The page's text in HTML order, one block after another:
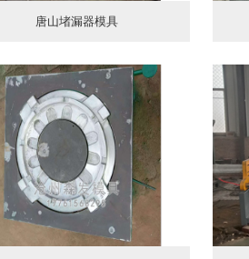
唐山堵漏器模具